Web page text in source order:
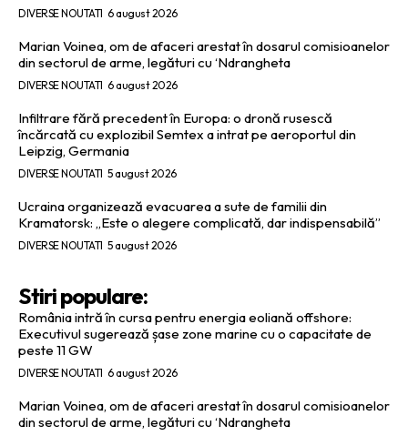
DIVERSE NOUTATI 6 august 2026
Marian Voinea, om de afaceri arestat în dosarul comisioanelor
din sectorul de arme, legături cu ‘Ndrangheta
DIVERSE NOUTATI 6 august 2026
Infiltrare fără precedent în Europa: o dronă rusescă
încărcată cu explozibil Semtex a intrat pe aeroportul din
Leipzig, Germania
DIVERSE NOUTATI 5 august 2026
Ucraina organizează evacuarea a sute de familii din
Kramatorsk: „Este o alegere complicată, dar indispensabilă”
DIVERSE NOUTATI 5 august 2026
Stiri populare:
România intră în cursa pentru energia eoliană offshore:
Executivul sugerează șase zone marine cu o capacitate de
peste 11 GW
DIVERSE NOUTATI 6 august 2026
Marian Voinea, om de afaceri arestat în dosarul comisioanelor
din sectorul de arme, legături cu ‘Ndrangheta